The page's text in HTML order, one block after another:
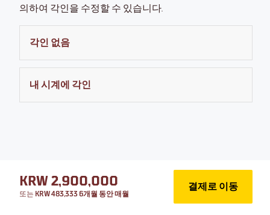
도움이 필요하시면 문의하세요
제품 관련 질문은
세요
5년 국제 보증
의하여 각인을 수정할 수 있습니다.
각인 없음
내 시계에 각인
KRW 2,900,000
또는 KRW 483,333 6개월 동안 매월
결제로 이동